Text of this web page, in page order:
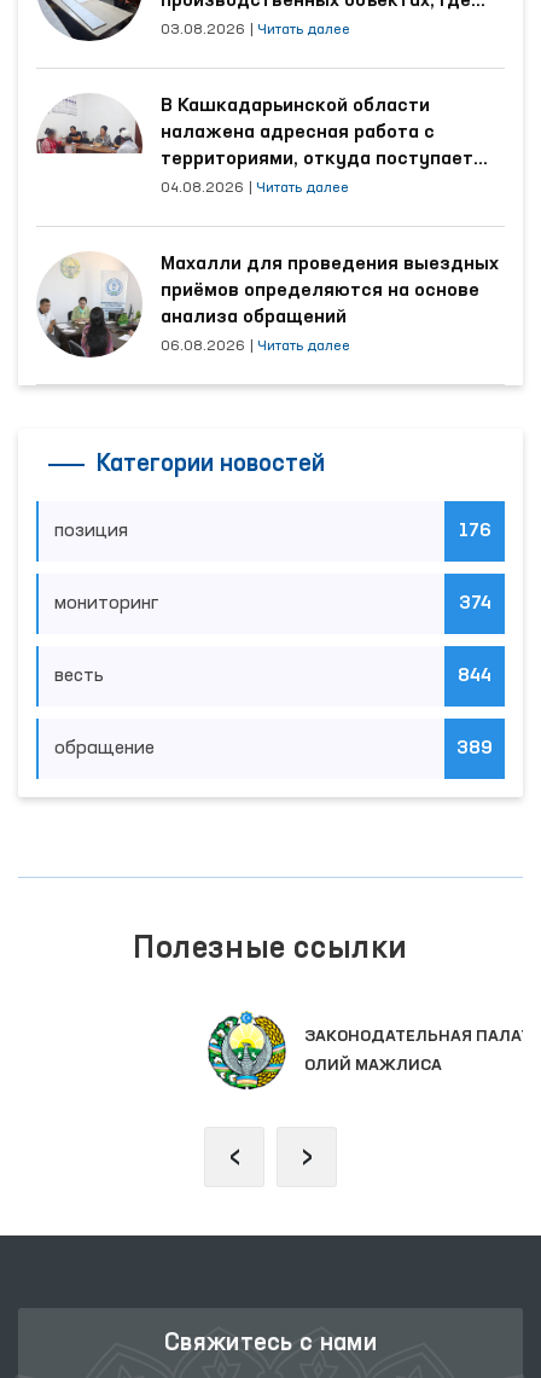
трудятся осуждённые
03.08.2026 Читать далее
В Кашкадарьинской области
налажена адресная работа с
территориями, откуда поступает
наибольшее количество обращений
04.08.2026 Читать далее
Махалли для проведения выездных
приёмов определяются на основе
анализа обращений
06.08.2026 Читать далее
Категории новостей
позиция 176
мониторинг 374
весть 844
обращение 389
Полезные ссылки
ЗАКОНОДАТЕЛЬНАЯ ПАЛАТА
ОЛИЙ МАЖЛИСА
‹ ›
Свяжитесь с нами